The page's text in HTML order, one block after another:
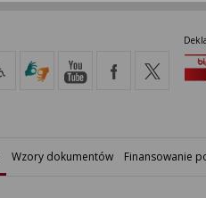
Wzory dokumentów Finansowanie